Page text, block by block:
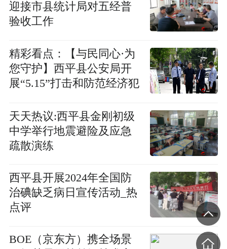
迎接市县统计局对五经普
验收工作
精彩看点：​【与民同心·为
您守护】西平县公安局开
展“5.15”打击和防范经济犯
天天热议:​西平县金刚初级
中学举行地震避险及应急
疏散演练
西平县开展2024年全国防
治碘缺乏病日宣传活动_热
点评
BOE（京东方）携全场景